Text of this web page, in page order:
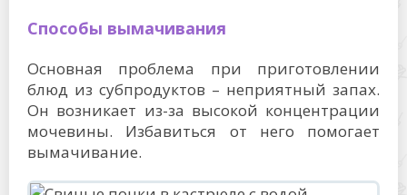
Способы вымачивания
Основная проблема при приготовлении
блюд из субпродуктов – неприятный запах.
Он возникает из-за высокой концентрации
мочевины. Избавиться от него помогает
вымачивание.